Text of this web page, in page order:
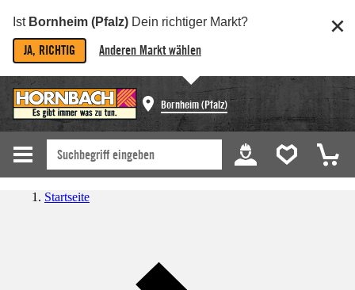
Ist Bornheim (Pfalz) Dein richtiger Markt?
JA, RICHTIG Anderen Markt wählen
Bornheim (Pfalz)
Startseite